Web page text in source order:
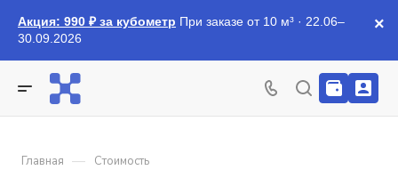
Акция: 990 ₽ за кубометр При заказе от 10 м³ · 22.06–
30.09.2026
×
Главная — Стоимость